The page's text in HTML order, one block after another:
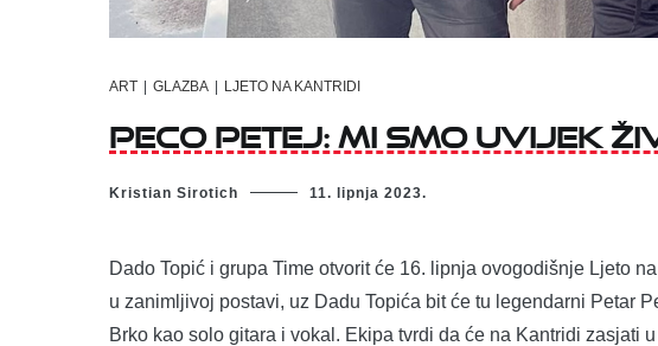
ART GLAZBA LJETO NA KANTRIDI
Peco Petej: Mi smo uvijek
Kristian Sirotich 11. lipnja 2023.
Dado Topić i grupa Time otvorit će 16. lipnja ovogodišnje Ljeto
u zanimljivoj postavi, uz Dadu Topića bit će tu legendarni Petar
Brko kao solo gitara i vokal. Ekipa tvrdi da će na Kantridi zasjati